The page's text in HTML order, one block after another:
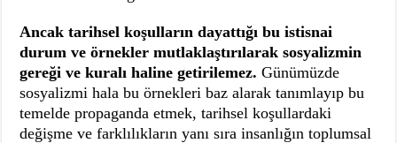
Ancak tarihsel koşulların dayattığı bu istisnai
durum ve örnekler mutlaklaştırılarak sosyalizmin
gereği ve kuralı haline getirilemez. Günümüzde
sosyalizmi hala bu örnekleri baz alarak tanımlayıp bu
temelde propaganda etmek, tarihsel koşullardaki
değişme ve farklılıkların yanı sıra insanlığın toplumsal